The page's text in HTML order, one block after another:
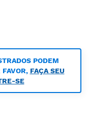
PODEM
FAVOR, FAÇA SEU
SE